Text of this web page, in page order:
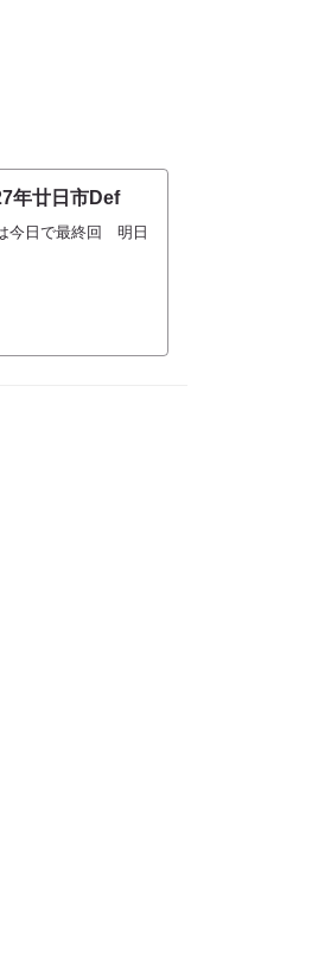
年廿日市Def
今日で最終回 明日